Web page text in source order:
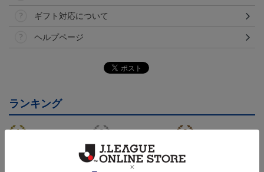
ギフト対応について
ヘルプページ
ランキング